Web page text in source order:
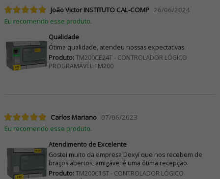
João Victor INSTITUTO CAL-COMP 26/06/2024
Eu recomendo esse produto.
Qualidade
Ótima qualidade, atendeu nossas expectativas.
Produto:TM200CE24T - CONTROLADOR LÓGICO
PROGRAMÁVEL TM200
Carlos Mariano 07/06/2023
Eu recomendo esse produto.
Atendimento de Excelente
Gostei muito da empresa Dexyí que nos recebem de
braços abertos, amigável é uma ótima recepção.
Produto:TM200C16T - CONTROLADOR LÓGICO